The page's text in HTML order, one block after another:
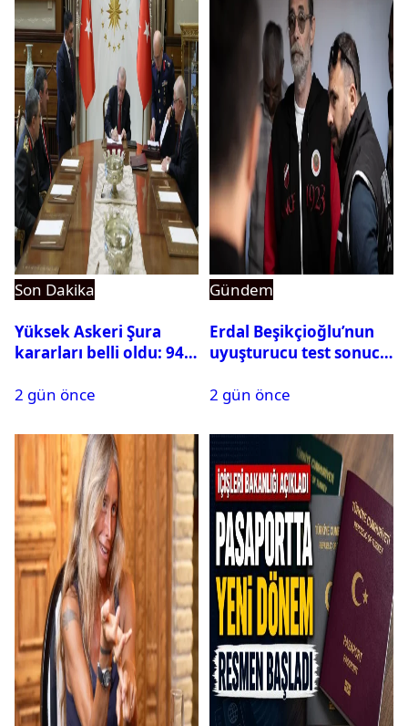
Son Dakika
Yüksek Askeri Şura
kararları belli oldu: 94
2 gün önce
Gündem
Erdal Beşikçioğlu’nun
uyuşturucu test sonucu
2 gün önce